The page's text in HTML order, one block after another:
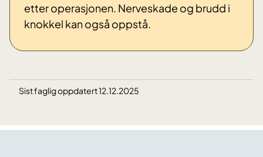
etter operasjonen. Nerveskade og brudd i
knokkel kan også oppstå.
Sist faglig oppdatert 12.12.2025